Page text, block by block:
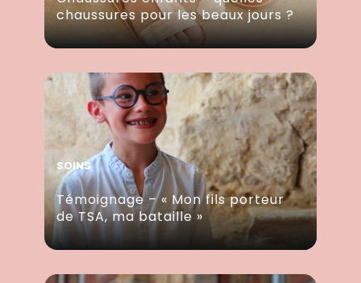
chaussures pour les beaux jours ?
SOINS
Témoignage – « Mon fils porteur
de TSA, ma bataille »